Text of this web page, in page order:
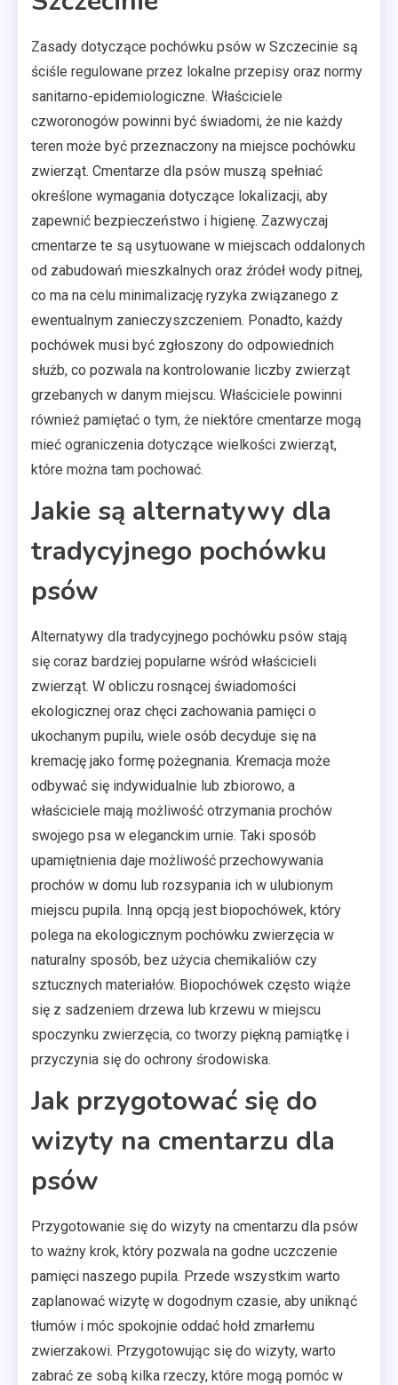
Zasady dotyczące pochówku psów w Szczecinie są
ściśle regulowane przez lokalne przepisy oraz normy
sanitarno-epidemiologiczne. Właściciele
czworonogów powinni być świadomi, że nie każdy
teren może być przeznaczony na miejsce pochówku
zwierząt. Cmentarze dla psów muszą spełniać
określone wymagania dotyczące lokalizacji, aby
zapewnić bezpieczeństwo i higienę. Zazwyczaj
cmentarze te są usytuowane w miejscach oddalonych
od zabudowań mieszkalnych oraz źródeł wody pitnej,
co ma na celu minimalizację ryzyka związanego z
ewentualnym zanieczyszczeniem. Ponadto, każdy
pochówek musi być zgłoszony do odpowiednich
służb, co pozwala na kontrolowanie liczby zwierząt
grzebanych w danym miejscu. Właściciele powinni
również pamiętać o tym, że niektóre cmentarze mogą
mieć ograniczenia dotyczące wielkości zwierząt,
które można tam pochować.
Jakie są alternatywy dla
tradycyjnego pochówku
psów
Alternatywy dla tradycyjnego pochówku psów stają
się coraz bardziej popularne wśród właścicieli
zwierząt. W obliczu rosnącej świadomości
ekologicznej oraz chęci zachowania pamięci o
ukochanym pupilu, wiele osób decyduje się na
kremację jako formę pożegnania. Kremacja może
odbywać się indywidualnie lub zbiorowo, a
właściciele mają możliwość otrzymania prochów
swojego psa w eleganckim urnie. Taki sposób
upamiętnienia daje możliwość przechowywania
prochów w domu lub rozsypania ich w ulubionym
miejscu pupila. Inną opcją jest biopochówek, który
polega na ekologicznym pochówku zwierzęcia w
naturalny sposób, bez użycia chemikaliów czy
sztucznych materiałów. Biopochówek często wiąże
się z sadzeniem drzewa lub krzewu w miejscu
spoczynku zwierzęcia, co tworzy piękną pamiątkę i
przyczynia się do ochrony środowiska.
Jak przygotować się do
wizyty na cmentarzu dla
psów
Przygotowanie się do wizyty na cmentarzu dla psów
to ważny krok, który pozwala na godne uczczenie
pamięci naszego pupila. Przede wszystkim warto
zaplanować wizytę w dogodnym czasie, aby uniknąć
tłumów i móc spokojnie oddać hołd zmarłemu
zwierzakowi. Przygotowując się do wizyty, warto
zabrać ze sobą kilka rzeczy, które mogą pomóc w